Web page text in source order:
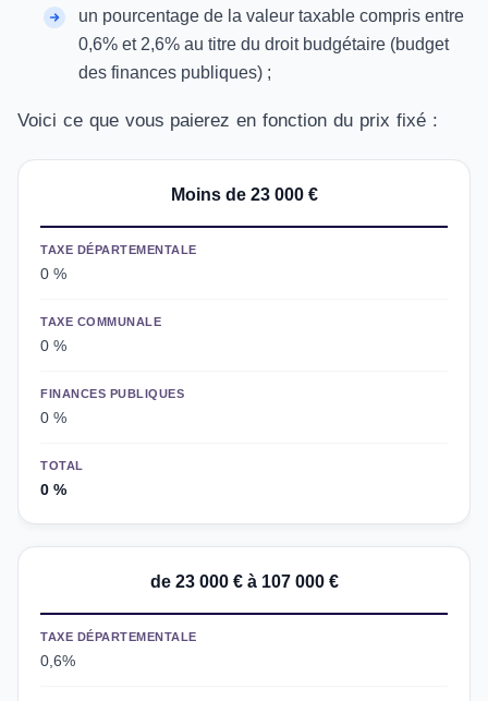
un pourcentage de la valeur taxable compris entre
0,6% et 2,6% au titre du droit budgétaire (budget
des finances publiques) ;
Voici ce que vous paierez en fonction du prix fixé :
Moins de 23 000 €
TAXE DÉPARTEMENTALE
0 %
TAXE COMMUNALE
0 %
FINANCES PUBLIQUES
0 %
TOTAL
0 %
de 23 000 € à 107 000 €
TAXE DÉPARTEMENTALE
0,6%